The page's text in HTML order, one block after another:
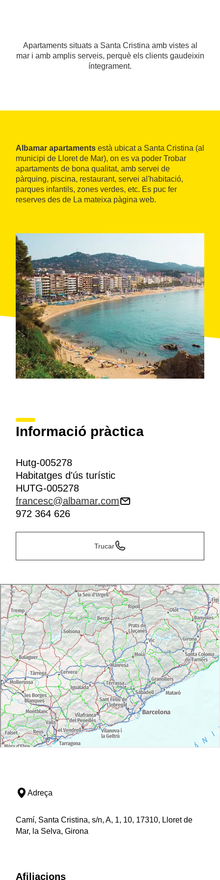
Apartaments situats a Santa Cristina amb vistes al
mar i amb amplis serveis, perquè els clients gaudeixin
íntegrament.
Albamar apartaments està ubicat a Santa Cristina (al
municipi de Lloret de Mar), on es va poder Trobar
apartaments de bona qualitat, amb servei de
pàrquing, piscina, restaurant, servei al'habitació,
parques infantils, zones verdes, etc. Es puc fer
reserves des de La mateixa pàgina web.
Informació pràctica
Hutg-005278
Habitatges d'ús turístic
HUTG-005278
francesc@albamar.com
972 364 626
Trucar
Adreça
Camí, Santa Cristina, s/n, A, 1, 10, 17310, Lloret de
Mar, la Selva, Girona
Afiliacions